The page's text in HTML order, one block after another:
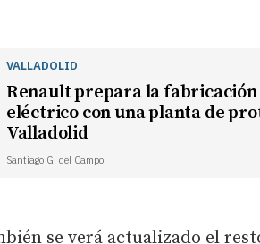
VALLADOLID
Renault prepara la fabricación
eléctrico con una planta de
Valladolid
Santiago G. del Campo
se verá actualizado el